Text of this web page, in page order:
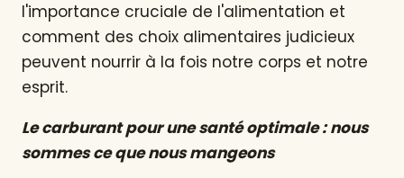
l'importance cruciale de l'alimentation et
comment des choix alimentaires judicieux
peuvent nourrir à la fois notre corps et notre
esprit.
Le carburant pour une santé optimale : nous
sommes ce que nous mangeons